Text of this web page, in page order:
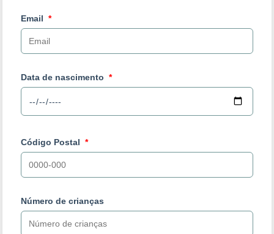
Email
Data de nascimento
Código Postal
Número de crianças